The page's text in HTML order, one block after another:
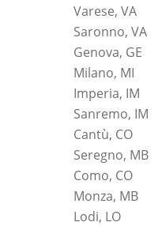
Varese, VA
Saronno, VA
Genova, GE
Milano, MI
Imperia, IM
Sanremo, IM
Cantù, CO
Seregno, MB
Como, CO
Monza, MB
Lodi, LO